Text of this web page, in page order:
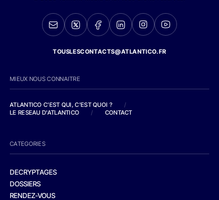
TOUSLESCONTACTS@ATLANTICO.FR
MIEUX NOUS CONNAITRE
ATLANTICO C'EST QUI, C'EST QUOI ?
/
LE RESEAU D'ATLANTICO
/ CONTACT
CATEGORIES
DECRYPTAGES
DOSSIERS
RENDEZ-VOUS